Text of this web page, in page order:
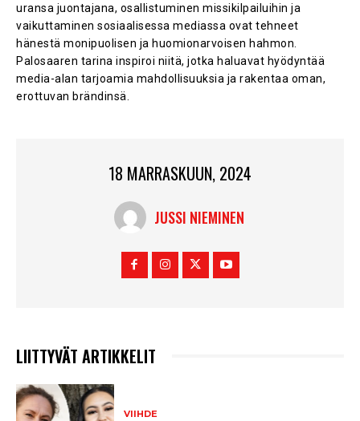
uransa juontajana, osallistuminen missikilpailuihin ja
vaikuttaminen sosiaalisessa mediassa ovat tehneet
hänestä monipuolisen ja huomionarvoisen hahmon.
Palosaaren tarina inspiroi niitä, jotka haluavat hyödyntää
media-alan tarjoamia mahdollisuuksia ja rakentaa oman,
erottuvan brändinsä.
18 MARRASKUUN, 2024
JUSSI NIEMINEN
LIITTYVÄT ARTIKKELIT
VIIHDE